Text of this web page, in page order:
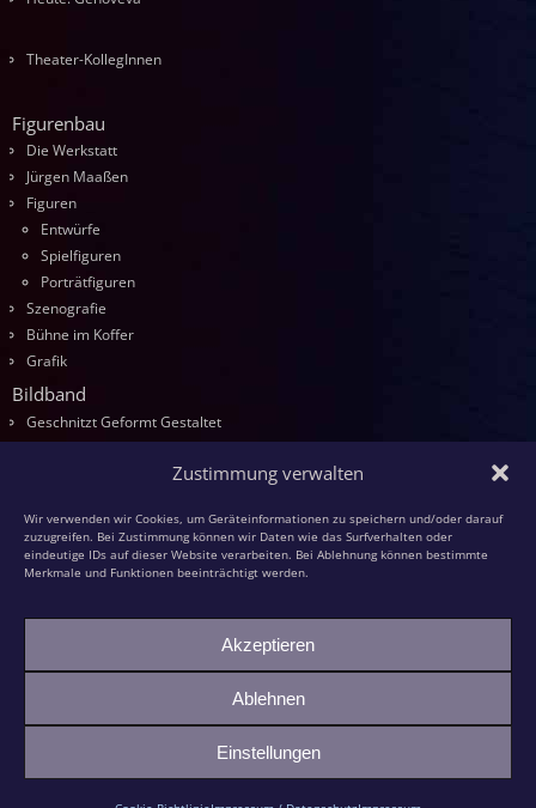
Zustimmung verwalten
Wir verwenden wir Cookies, um Geräteinformationen zu speichern und/oder darauf
zuzugreifen. Bei Zustimmung können wir Daten wie das Surfverhalten oder
eindeutige IDs auf dieser Website verarbeiten. Bei Ablehnung können bestimmte
Merkmale und Funktionen beeinträchtigt werden.
Akzeptieren
Ablehnen
Einstellungen
Theater-KollegInnen
Figurenbau
Die Werkstatt
Jürgen Maaßen
Figuren
Entwürfe
Spielfiguren
Porträtfiguren
Szenografie
Bühne im Koffer
Grafik
Bildband
Geschnitzt Geformt Gestaltet
Schnitzen
Modellieren
Textilfiguren
Kasper und die grüne Großmutter